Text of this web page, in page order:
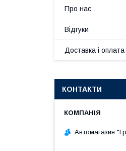
Про нас
Відгуки
Доставка і оплата
КОНТАКТИ
Автомагазин